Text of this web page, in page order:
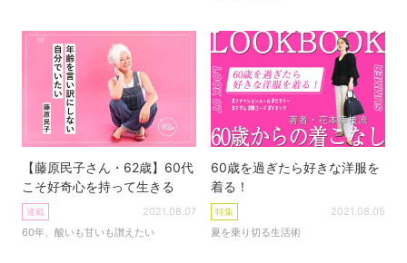
【藤原民子さん・62歳】60代
こそ好奇心を持って生きる
連載
60年、酸いも甘いも讃えたい
2021.08.07
60歳を過ぎたら好きな洋服を
着る！
特集
夏を乗り切る生活術
2021.08.05